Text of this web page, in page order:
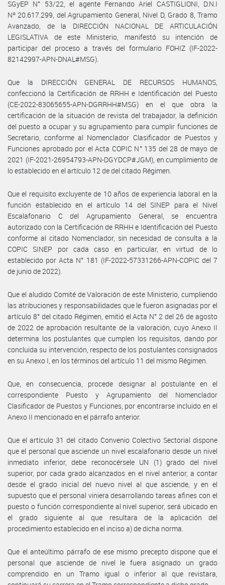
SGyEP N° 53/22, el agente Fernando Ariel CASTIGLIONI, D.N.I
Nº 20.617.299, del Agrupamiento General, Nivel D, Grado 8, Tramo
Avanzado, de la DIRECCIÓN NACIONAL DE ARTICULACIÓN
LEGISLATIVA de este Ministerio, manifestó su intención de
participar del proceso a través del formulario FOHIZ (IF-2022-
82142997-APN-DNAL#MSG).
Que la DIRECCIÓN GENERAL DE RECURSOS HUMANOS,
confeccionó la Certificación de RRHH e Identificación del Puesto
(CE-2022-83065655-APN-DGRRHH#MSG) en el que obra la
certificación de la situación de revista del trabajador, la definición
del puesto a ocupar y su agrupamiento para cumplir funciones de
Secretario, conforme al Nomenclador Clasificador de Puestos y
Funciones aprobado por el Acta COPIC N° 135 del 28 de mayo de
2021 (IF-2021-26954793-APN-DGYDCP#JGM), en cumplimiento de
lo establecido en el artículo 12 de del citado Régimen.
Que el requisito excluyente de 10 años de experiencia laboral en la
función establecido en el artículo 14 del SINEP para el Nivel
Escalafonario C del Agrupamiento General, se encuentra
autorizado con la Certificación de RRHH e Identificación del Puesto
conforme al citado Nomenclador, sin necesidad de consulta a la
COPIC SINEP por cada caso en particular, en virtud de lo
establecido por Acta N° 181 (IF-2022-57331266-APN-COPIC del 7
de junio de 2022).
Que el aludido Comité de Valoración de este Ministerio, cumpliendo
las atribuciones y responsabilidades que le fueron asignadas por el
artículo 8° del citado Régimen, emitió el Acta N° 2 del 26 de agosto
de 2022 de aprobación resultante de la valoración, cuyo Anexo II
determina los postulantes que cumplen los requisitos, dando por
concluida su intervención, respecto de los postulantes consignados
en su Anexo I, en los términos del artículo 11 del mismo Régimen.
Que, en consecuencia, procede designar al postulante en el
correspondiente Puesto y Agrupamiento del Nomenclador
Clasificador de Puestos y Funciones, por encontrarse incluido en el
Anexo II mencionado en el párrafo anterior.
Que el artículo 31 del citado Convenio Colectivo Sectorial dispone
que el personal que asciende un nivel escalafonario desde un nivel
inmediato inferior, debe reconocérsele UN (1) grado del nivel
superior, por cada grado alcanzados en el nivel anterior, a contar
desde el grado inicial del nuevo nivel al que asciende, y en el
supuesto que el personal viniera desarrollando tareas afines con el
puesto o función correspondiente al nivel superior, será ubicado en
el grado siguiente al que resultara de la aplicación del
procedimiento establecido en el inciso a) de dicha norma.
Que el anteúltimo párrafo de ese mismo precepto dispone que el
personal que asciende de nivel le fuera asignado un grado
comprendido en un Tramo igual o inferior al que revistara,